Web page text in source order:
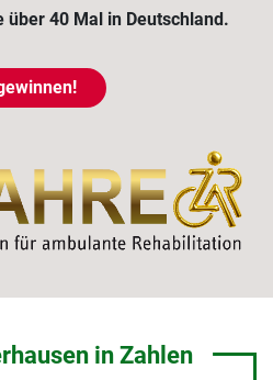
40 Mal in Deutschland.
in Zahlen